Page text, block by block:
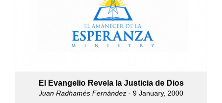
El Evangelio Revela la Justicia de Dios
Juan Radhamés Fernández - 9 January, 2000